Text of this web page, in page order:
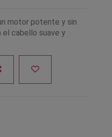
motor potente y sin
el cabello suave y